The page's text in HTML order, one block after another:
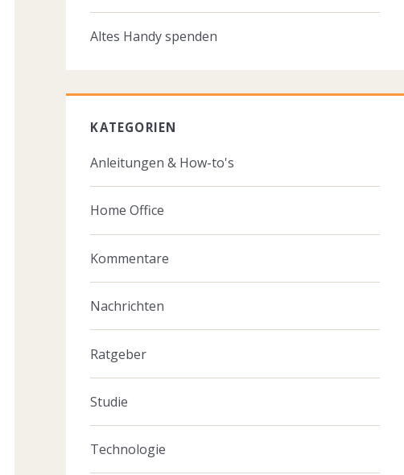
Altes Handy spenden
KATEGORIEN
Anleitungen & How-to's
Home Office
Kommentare
Nachrichten
Ratgeber
Studie
Technologie